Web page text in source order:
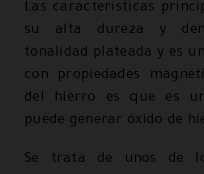
Las características
su alta dureza y
tonalidad plateada y es
con propiedades
del hierro es que es
puede generar óxido de
Se trata de unos de